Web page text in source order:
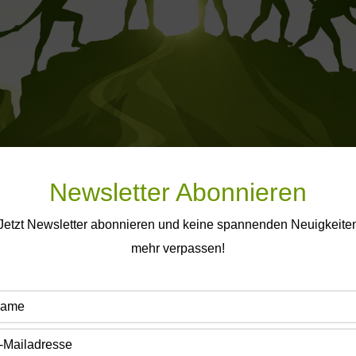
Schritt zur Transformation
uns über Ihre
Kontaktdaten:
Newsletter Abonnieren
Newsletter abonnieren und keine spannenden
mehr verpassen!